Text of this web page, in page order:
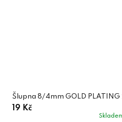
Šlupna 8/4mm GOLD PLATING
19 Kč